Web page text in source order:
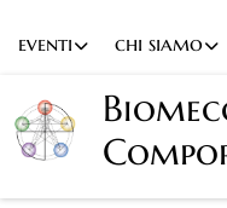
eventi chi siamo